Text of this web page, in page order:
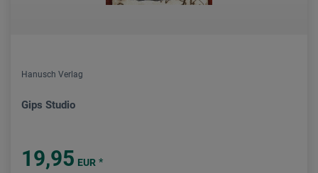
Hanusch Verlag
Gips Studio
19,95 EUR *